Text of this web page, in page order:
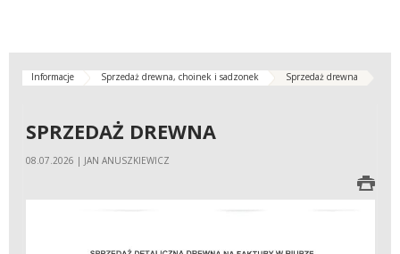
Informacje Sprzedaż drewna, choinek i sadzonek Sprzedaż drewna
SPRZEDAŻ DREWNA
08.07.2026 | JAN ANUSZKIEWICZ